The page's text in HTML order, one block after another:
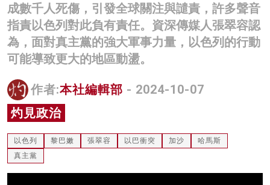
名家榜
灼見活動
關於我們
成數千人死傷，引發全球關注與譴責，許多聲音
指責以色列對此負有責任。資深傳媒人張翠容認
為，面對真主黨的強大軍事力量，以色列的行動
可能導致更大的地區動盪。
作者:本社編輯部 - 2024-10-07
灼見政治
以色列 黎巴嫩 張翠容 以巴衝突 加沙
哈馬斯
真主黨